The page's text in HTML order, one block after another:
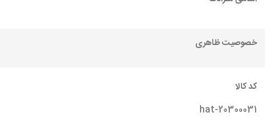
خصوصیت ظاهری
کد کالا
hat-20300031